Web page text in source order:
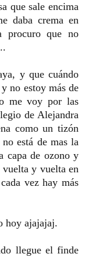
que sale encima
daba crema en
procuro que no
y que cuándo
no estoy más de
me voy por las
de Alejandra
como un tizón
está de mas la
capa de ozono y
vuelta y vuelta en
vez hay más
hoy ajajajaj.
llegue el finde